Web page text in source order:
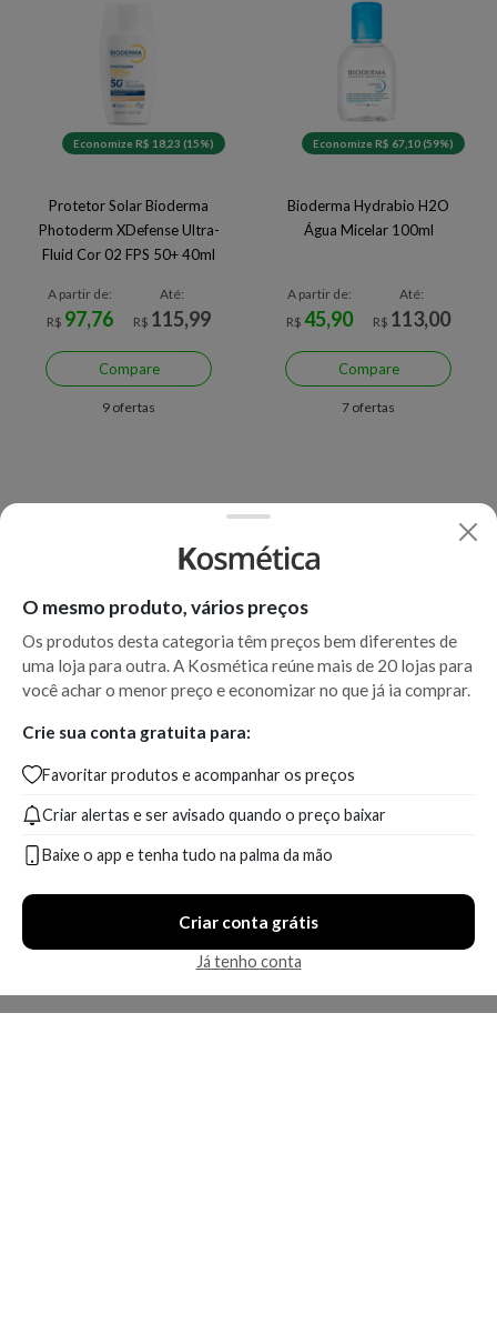
Economize R$ 18,23 (15%)
Protetor Solar Bioderma
Photoderm XDefense Ultra-
Fluid Cor 02 FPS 50+ 40ml
A partir de:
R$ 97,76
Até:
R$ 115,99
Compare
9 ofertas
Economize R$ 67,10 (59%)
Bioderma Hydrabio H2O
Água Micelar 100ml
A partir de:
R$ 45,90
Até:
R$ 113,00
Compare
7 ofertas
O mesmo produto, vários preços
Os produtos desta categoria têm preços bem diferentes de
uma loja para outra. A Kosmética reúne mais de 20 lojas para
você achar o menor preço e economizar no que já ia comprar.
Crie sua conta gratuita para:
Favoritar produtos e acompanhar os preços
Criar alertas e ser avisado quando o preço baixar
Baixe o app e tenha tudo na palma da mão
Criar conta grátis
Já tenho conta